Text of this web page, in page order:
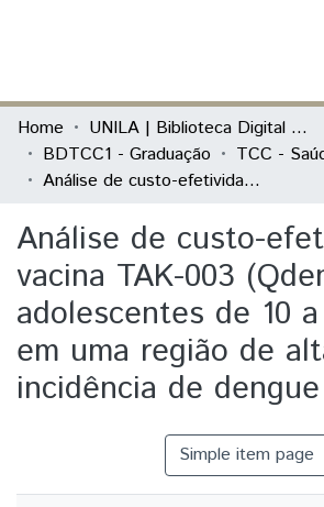
Communities & Collections
All of DSpace
Home
UNILA | Biblioteca Digital de Trabalhos de Conclusão de Curso
BDTCC1 - Graduação
TCC -
Análise de custo-efetividade da vacina TAK-003 (Qdenga®) em adolescentes de 10 a 14 anos em uma região de alta incidência de dengue no Brasil
Análise de custo-
vacina TAK-003
adolescentes de 10
em uma região de
incidência de
Simple item page